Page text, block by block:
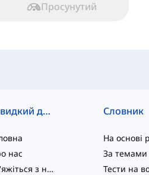
Просунутий
Швидкий доступ
нас
Зв'яжіться з нами
Словник
На основі
За темами